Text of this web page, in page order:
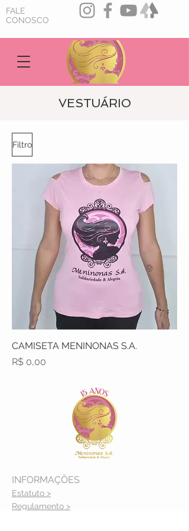
FALE
CONOSCO
VESTUÁRIO
Filtro
CAMISETA MENINONAS S.A.
Preço
R$ 0,00
INFORMAÇÕES
Estatuto >
Regulamento >